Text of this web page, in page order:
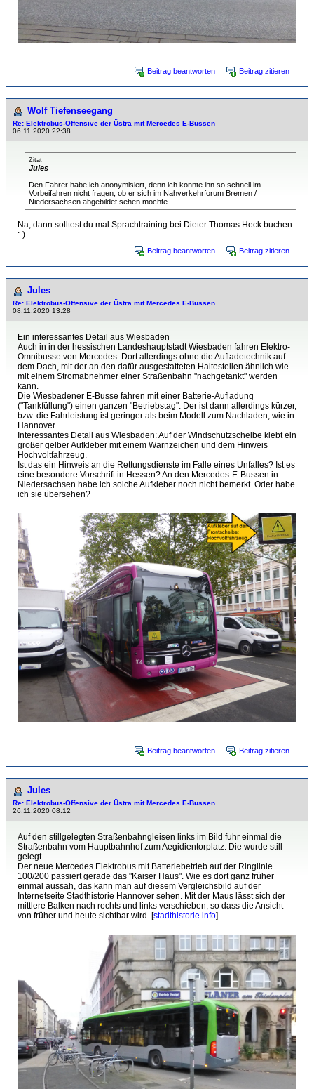
Beitrag beantworten Beitrag zitieren
Wolf Tiefenseegang
Re: Elektrobus-Offensive der Üstra mit Mercedes E-Bussen
06.11.2020 22:38
Zitat
Jules
Den Fahrer habe ich anonymisiert, denn ich konnte ihn so schnell im
Vorbeifahren nicht fragen, ob er sich im Nahverkehrforum Bremen /
Niedersachsen abgebildet sehen möchte.
Na, dann solltest du mal Sprachtraining bei Dieter Thomas Heck buchen.
:-)
Beitrag beantworten Beitrag zitieren
Jules
Re: Elektrobus-Offensive der Üstra mit Mercedes E-Bussen
08.11.2020 13:28
Ein interessantes Detail aus Wiesbaden
Auch in in der hessischen Landeshauptstadt Wiesbaden fahren Elektro-
Omnibusse von Mercedes. Dort allerdings ohne die Aufladetechnik auf
dem Dach, mit der an den dafür ausgestatteten Haltestellen ähnlich wie
mit einem Stromabnehmer einer Straßenbahn "nachgetankt" werden
kann.
Die Wiesbadener E-Busse fahren mit einer Batterie-Aufladung
("Tankfüllung") einen ganzen "Betriebstag". Der ist dann allerdings kürzer,
bzw. die Fahrleistung ist geringer als beim Modell zum Nachladen, wie in
Hannover.
Interessantes Detail aus Wiesbaden: Auf der Windschutzscheibe klebt ein
großer gelber Aufkleber mit einem Warnzeichen und dem Hinweis
Hochvoltfahrzeug.
Ist das ein Hinweis an die Rettungsdienste im Falle eines Unfalles? Ist es
eine besondere Vorschrift in Hessen? An den Mercedes-E-Bussen in
Niedersachsen habe ich solche Aufkleber noch nicht bemerkt. Oder habe
ich sie übersehen?
Beitrag beantworten Beitrag zitieren
Jules
Re: Elektrobus-Offensive der Üstra mit Mercedes E-Bussen
26.11.2020 08:12
Auf den stillgelegten Straßenbahngleisen links im Bild fuhr einmal die
Straßenbahn vom Hauptbahnhof zum Aegidientorplatz. Die wurde still
gelegt.
Der neue Mercedes Elektrobus mit Batteriebetrieb auf der Ringlinie
100/200 passiert gerade das "Kaiser Haus". Wie es dort ganz früher
einmal aussah, das kann man auf diesem Vergleichsbild auf der
Internetseite Stadthistorie Hannover sehen. Mit der Maus lässt sich der
mittlere Balken nach rechts und links verschieben, so dass die Ansicht
von früher und heute sichtbar wird. [stadthistorie.info]